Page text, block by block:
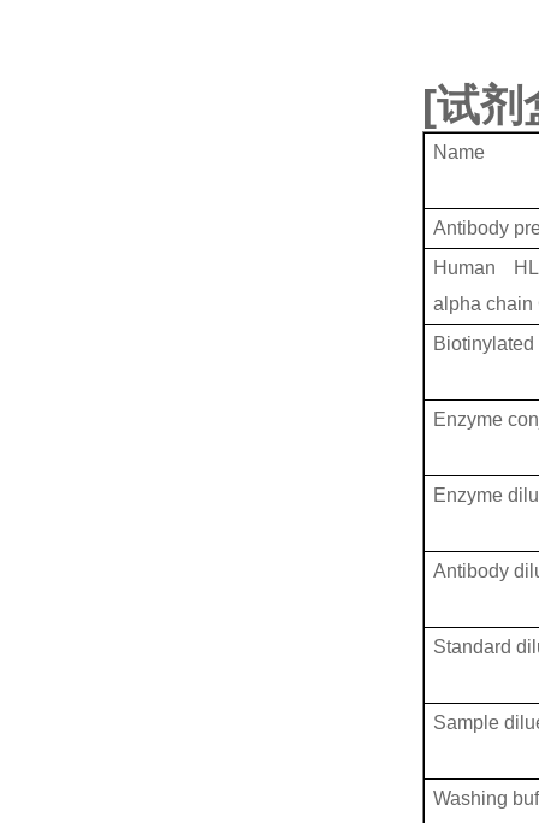
[试剂
Name
Antibody
Human
alpha chain
Enzyme
Enzyme
Antibody
Standard
Sample
Washing